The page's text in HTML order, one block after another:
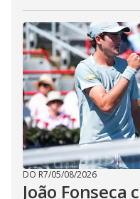
DO R7/05/08/2026
João